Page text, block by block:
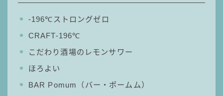
‐196℃ストロングゼロ
CRAFT-196℃
こだわり酒場のレモンサワー
ほろよい
BAR Pomum（バー・ポームム）